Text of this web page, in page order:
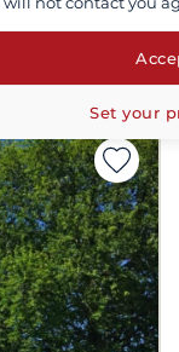
Set your